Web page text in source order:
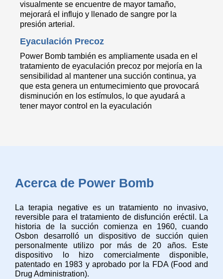
visualmente se encuentre de mayor tamaño,
mejorará el influjo y llenado de sangre por la
presión arterial.
Eyaculación Precoz
Power Bomb también es ampliamente usada en el
tratamiento de eyaculación precoz por mejoría en la
sensibilidad al mantener una succión continua, ya
que esta genera un entumecimiento que provocará
disminución en los estímulos, lo que ayudará a
tener mayor control en la eyaculación
Acerca de Power Bomb
La terapia negative es un tratamiento no invasivo,
reversible para el tratamiento de disfunción eréctil. La
historia de la succión comienza en 1960, cuando
Osbon desarrolló un dispositivo de succión quien
personalmente utilizo por más de 20 años. Este
dispositivo lo hizo comercialmente disponible,
patentado en 1983 y aprobado por la FDA (Food and
Drug Administration).